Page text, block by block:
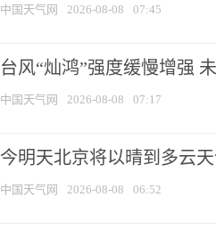
中国天气网 2026-08-08 07:45
台风“灿鸿”强度缓慢增强
中国天气网 2026-08-08 07:17
今明天北京将以晴到多云
中国天气网 2026-08-08 06:52